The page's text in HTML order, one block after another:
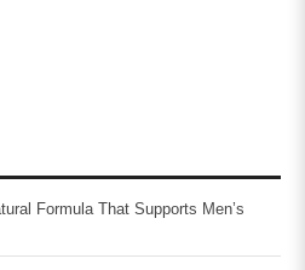
Formula That Supports Men’s